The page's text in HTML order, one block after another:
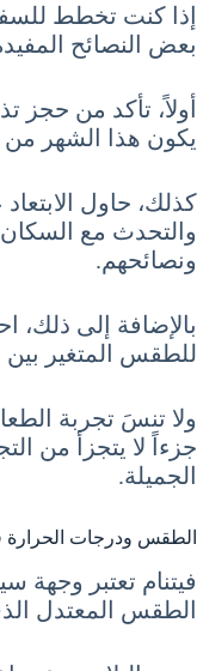
إذا كنت تخطط
بعض النصائح
أولاً، تأكد من حجز
يكون هذا الشهر من
كذلك، حاول
والتحدث مع السكان
ونصائحهم.
بالإضافة إلى ذلك،
للطقس المتغير
ولا تنسَ تجربة
جزءاً لا يتجزأ من
الجميلة.
الطقس ودرجات الحرارة
فيتنام تعتبر
الطقس المعتدل